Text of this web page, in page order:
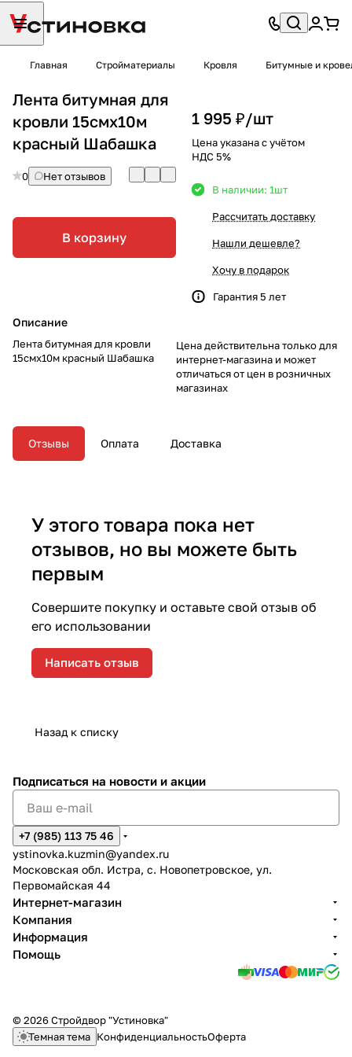
Главная Стройматериалы Кровля Битумные и
Лента битумная для
кровли 15смх10м
красный Шабашка
0 Нет отзывов
В корзину
Описание
Лента битумная для кровли
15смх10м красный Шабашка
1 995 ₽/шт
Цена указана с учётом
НДС 5%
В наличии: 1шт
Рассчитать доставку
Нашли дешевле?
Хочу в подарок
Гарантия 5 лет
Цена действительна только для
интернет-магазина и может
отличаться от цен в розничных
магазинах
Отзывы Оплата Доставка
У этого товара пока нет
отзывов, но вы можете быть
первым
Совершите покупку и оставьте свой отзыв об
его использовании
Написать отзыв
Назад к списку
Подписаться на новости и акции
+7 (985) 113 75 46
ystinovka.kuzmin@yandex.ru
Московская обл. Истра, с. Новопетровское, ул.
Первомайская 44
Интернет-магазин
Компания
Информация
Помощь
© 2026 Стройдвор "Устиновка"
Темная тема КонфиденциальностьОферта